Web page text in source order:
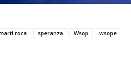
roca speranza Wsop wsope